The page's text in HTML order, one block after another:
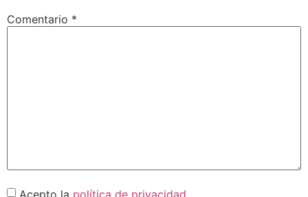
Comentario *
Acepto la política de privacidad.